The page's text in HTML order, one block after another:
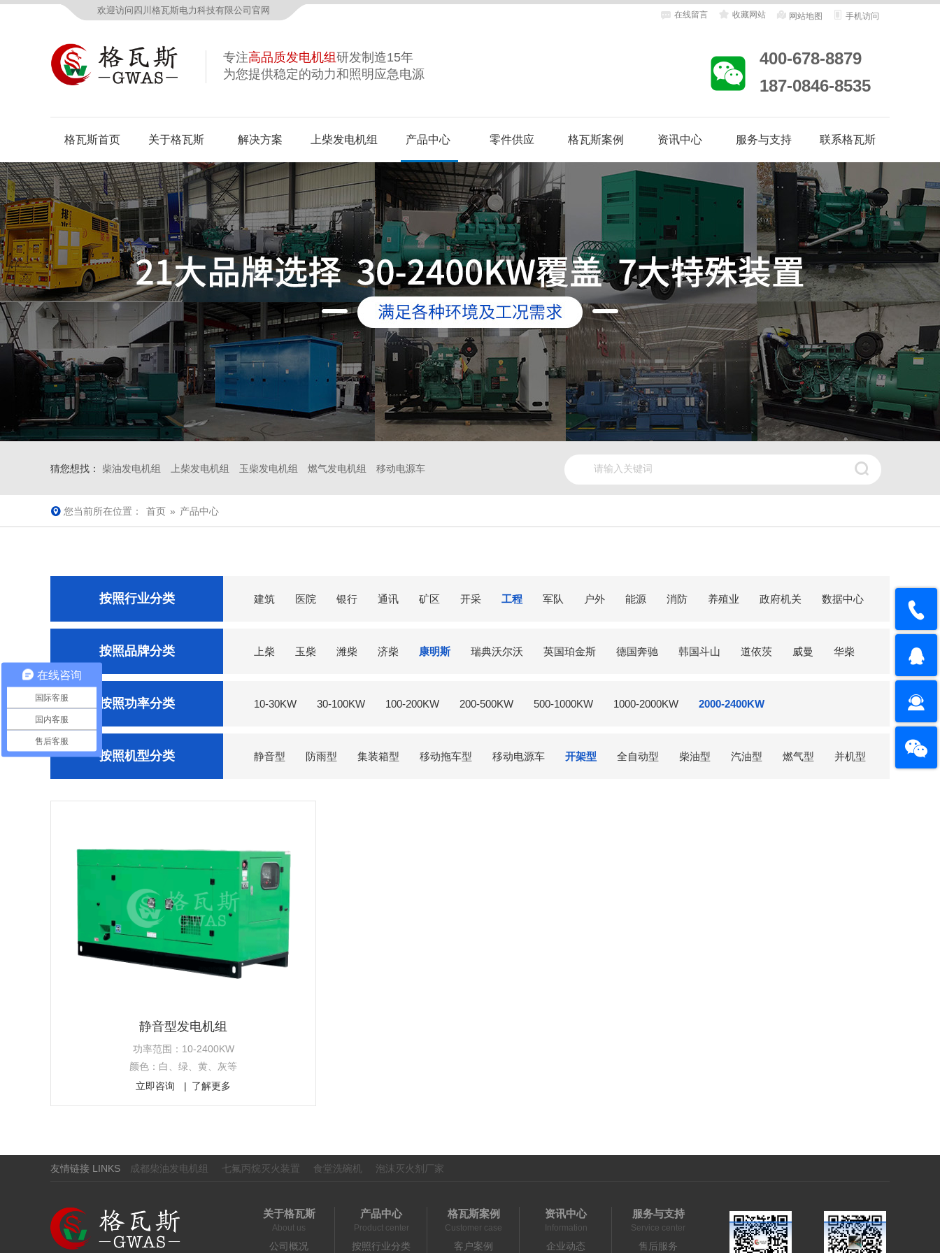
欢迎访问四川格瓦斯电力科技有限公司官网 在线留言 收藏网站 网站地图 手机访问
专注高品质发电机组 研发制造15年
为您提供稳定的动力和照明应急电源
400-678-8879
187-0846-8535
格瓦斯首页 关于格瓦斯
公司概况 资质荣誉 合作品牌 视频中心 企业风采 生产基地
解决方案 上柴发电机组 产品中心 零件供应 格瓦斯案例
客户案例 合作客户
资讯中心
企业动态 行业资讯 客户答疑
服务与支持
售后服务 维修保养
联系格瓦斯
猜您想找： 柴油发电机组 上柴发电机组 玉柴发电机组 燃气发电机组 移动电源车
您当前所在位置： 首页 » 产品中心
按照行业分类 建筑 医院 银行 通讯 矿区 开采 工程 军队 户外 能源 消防 养殖业 政府机关 数据中心
按照品牌分类 上柴 玉柴 潍柴 济柴 康明斯 瑞典沃尔沃 英国珀金斯 德国奔驰 韩国斗山 道依茨 威曼 华柴
菱重 东方红
按照功率分类 10-30KW 30-100KW 100-200KW 200-500KW 500-1000KW 1000-2000KW 2000-2400KW
按照机型分类 静音型 防雨型 集装箱型 移动拖车型 移动电源车 开架型 全自动型 柴油型 汽油型 燃气型 并机型
静音型发电机组
功率范围：10-2400KW
颜色：白、绿、黄、灰等
立即咨询
了解更多
友情链接 LINKS 成都柴油发电机组 七氟丙烷灭火装置 食堂洗碗机 泡沫灭火剂厂家
关于格瓦斯
About us
公司概况
产品中心
Product center
按照行业分类
格瓦斯案例
Customer case
客户案例
资讯中心
Information
企业动态
服务与支持
Service center
售后服务
在线咨询
国际客服
国内客服
售后客服